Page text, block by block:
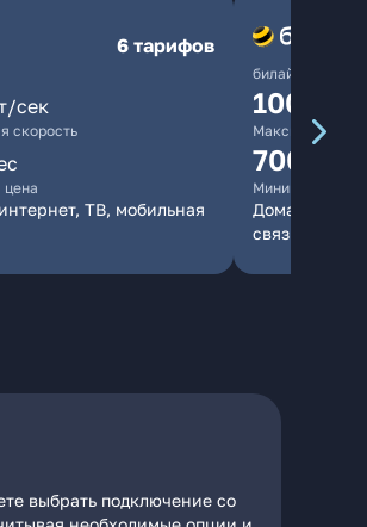
6 тарифов
сек
скорость
ТВ, мобильная
билайн
1000
Максимальная
700
Минимальная
Домашний
связь
выбрать подключение со